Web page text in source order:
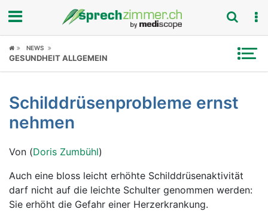
Fokus
Symptome
Ratgeber
NEWS
GESUNDHEIT ALLGEMEIN
Schilddrüsenprobleme ernst
nehmen
Von (Doris Zumbühl)
Auch eine bloss leicht erhöhte Schilddrüsenaktivität
darf nicht auf die leichte Schulter genommen werden:
Sie erhöht die Gefahr einer Herzerkrankung.